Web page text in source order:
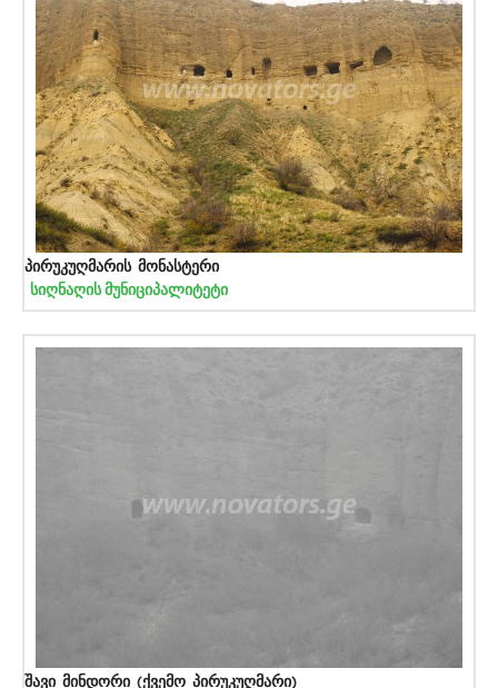
პირუკუღმარის მონასტერი
სიღნაღის მუნიციპალიტეტი
შავი მინდორი (ქვემო პირუკუღმარი)